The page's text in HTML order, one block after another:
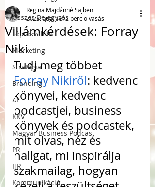
Összes Bejegyzés
Léptékváltás
Marketing
Stratégia
Branding
AI
KKV
Magyar Business Podcast
PR
HR
Kommunikáció
Villámkérdések: Forray
Niki
Regina Majdánné Sajben
2023. aug. 13.2 perc olvasás
Tudj meg többet
Forray Nikiről: kedvenc
könyvei, kedvenc
podcastjei, business
könyvek és podcastek,
mit olvas, néz és
hallgat, mi inspirálja
szakmailag, hogyan